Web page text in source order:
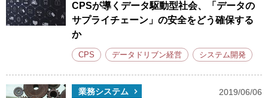
CPSが導くデータ駆動型社会、「データの
サプライチェーン」の安全をどう確保する
か
CPS データドリブン経営 システム開発
業務システム 2019/06/06